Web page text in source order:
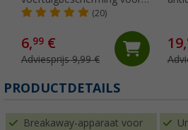
de aanhangerkoppeling
(20)
6,99 €
Adviesprijs 9,99 €
19,
PRODUCTDETAILS
Breakaway-apparaat voor